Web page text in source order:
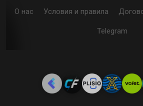
О нас Условия и правила
Telegram